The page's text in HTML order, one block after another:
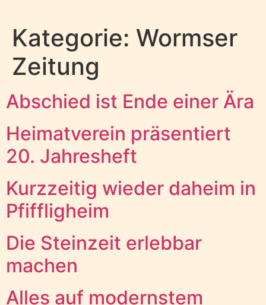
Kategorie: Wormser
Zeitung
Abschied ist Ende einer Ära
Heimatverein präsentiert
20. Jahresheft
Kurzzeitig wieder daheim in
Pfiffligheim
Die Steinzeit erlebbar
machen
Alles auf modernstem